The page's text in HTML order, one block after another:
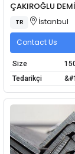
ÇAKIROĞLU
TR İstanbul
Contact Us
Size
Tedarikçi